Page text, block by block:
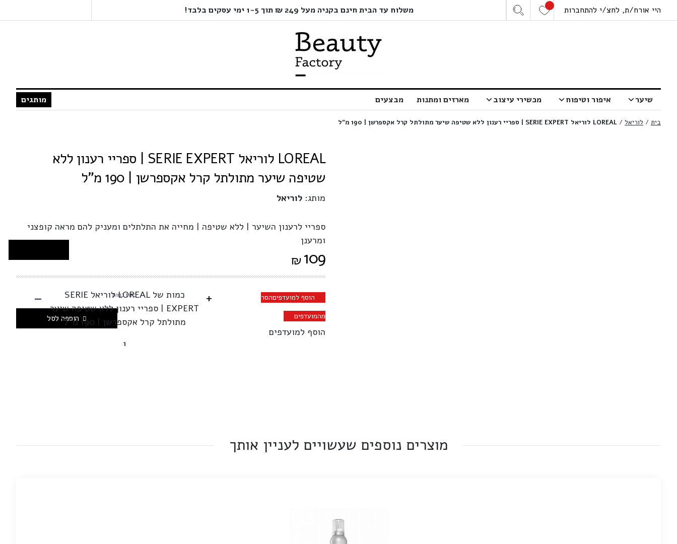
היי אורח/ת, לחצ/י להתחברות משלוח עד הבית חינם בקניה מעל 249 ₪ תוך 1-5 ימי עסקים בלבד!
שיער איפור וטיפוח מכשירי עיצוב מארזים ומתנות מבצעים מותגים
בית / לוריאל / LOREAL לוריאל SERIE EXPERT | ספריי רענון ללא שטיפה שיער מתולתל קרל אקספרשן | 190 מ”ל
LOREAL לוריאל SERIE EXPERT | ספריי רענון ללא
שטיפה שיער מתולתל קרל אקספרשן | 190 מ”ל
מותג: לוריאל
ספריי לרענון השיער | ללא שטיפה | מחייה את התלתלים ומעניק להם מראה קופצני
ומרענן
₪109
+
כמות של LOREAL לוריאל SERIE
EXPERT | ספריי רענון ללא שטיפה שיער
מתולתל קרל אקספרשן | 190 מ”ל
בחרו כמות -
הוספה לסל
הוסף למועדפיםהסר
מהמועדפים
הוסף למועדפים
מוצרים נוספים שעשויים לעניין אותך